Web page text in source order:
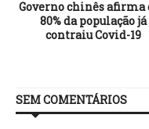
Governo chinês afirma
80% da população já
contraiu Covid-19
SEM COMENTÁRIOS